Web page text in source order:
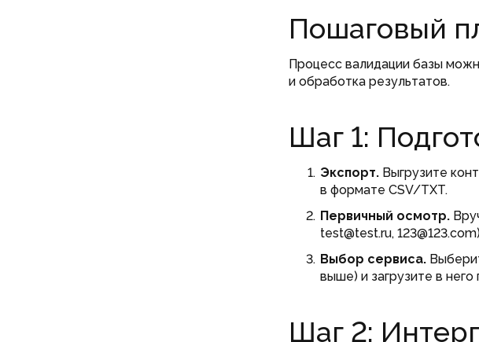
Пошаговый
Процесс валидации базы
и обработка результатов.
Шаг 1:
Экспорт. Выгрузите
в формате CSV/TXT.
Первичный осмотр.
test@test.ru,
Выбор сервиса.
выше) и загрузите в
Шаг 2: